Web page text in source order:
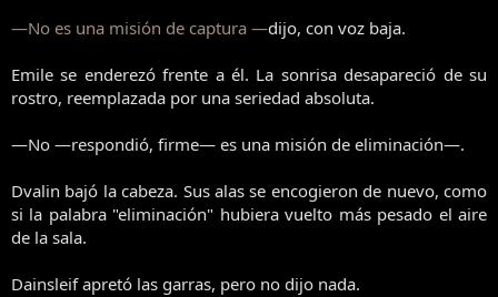
—No es una misión de captura —dijo, con voz baja.
Emile se enderezó frente a él. La sonrisa desapareció de su
rostro, reemplazada por una seriedad absoluta.
—No —respondió, firme— es una misión de eliminación—.
Dvalin bajó la cabeza. Sus alas se encogieron de nuevo, como
si la palabra "eliminación" hubiera vuelto más pesado el aire
de la sala.
Dainsleif apretó las garras, pero no dijo nada.